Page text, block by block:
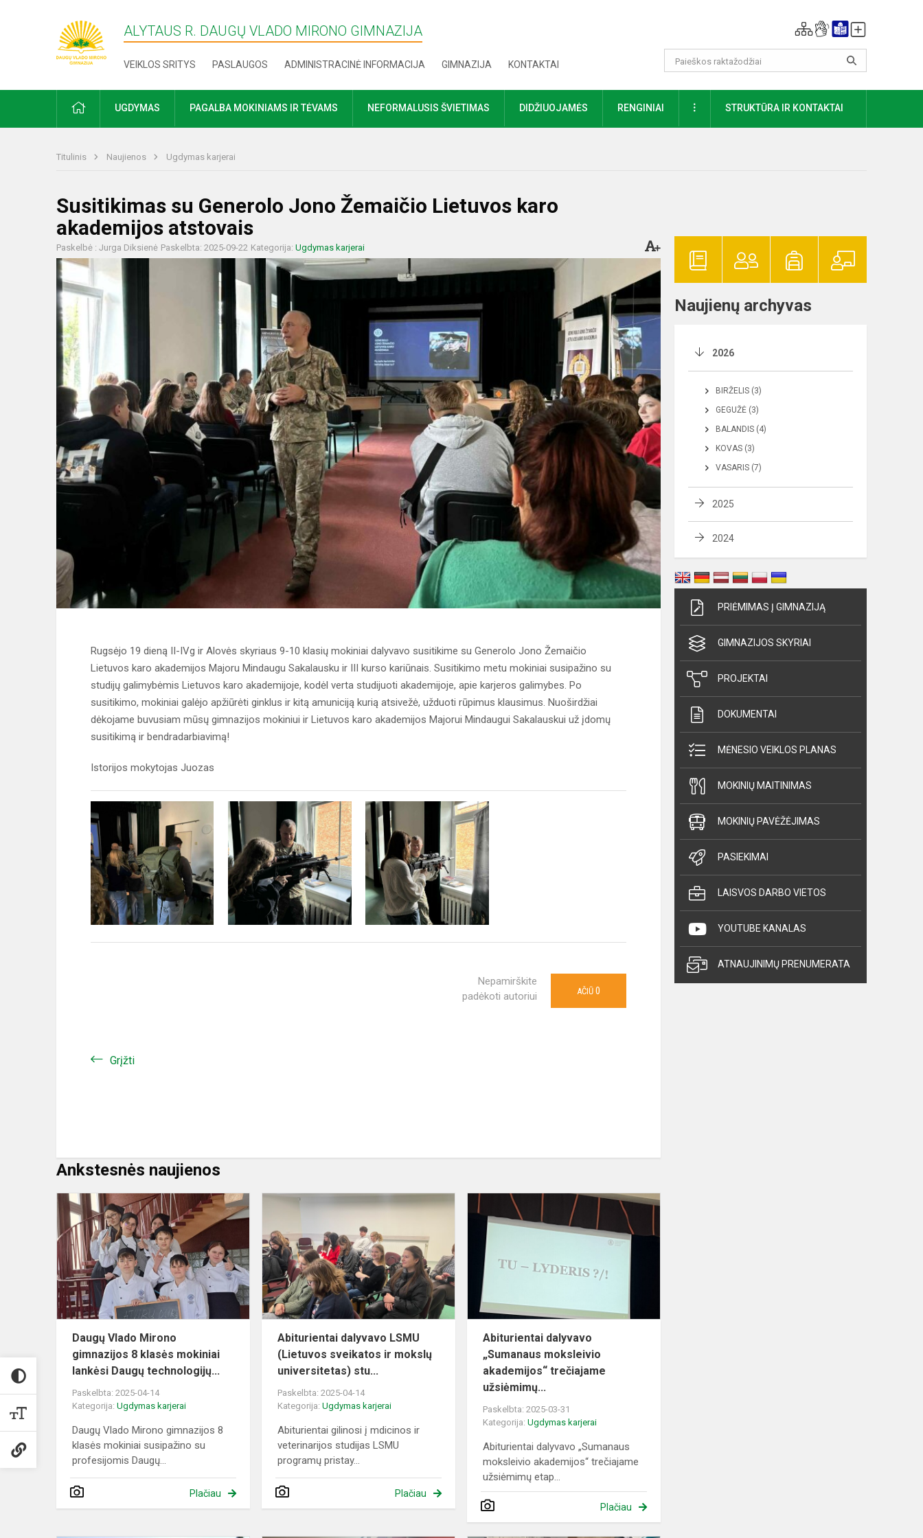
ALYTAUS R. DAUGŲ VLADO MIRONO GIMNAZIJA
VEIKLOS SRITYS PASLAUGOS ADMINISTRACINĖ INFORMACIJA GIMNAZIJA KONTAKTAI
PRADŽIAUGDYMAS PAGALBA MOKINIAMS IR TĖVAMS NEFORMALUSIS ŠVIETIMAS DIDŽIUOJAMĖS RENGINIAI DAUGIAUSTRUKTŪRA IR KONTAKTAI
Titulinis Naujienos Ugdymas karjerai
Susitikimas su Generolo Jono Žemaičio Lietuvos karo
akademijos atstovais
Paskelbė : Jurga Diksienė Paskelbta: 2025-09-22 Kategorija: Ugdymas karjerai
Rugsėjo 19 dieną II-IVg ir Alovės skyriaus 9-10 klasių mokiniai dalyvavo susitikime su Generolo Jono Žemaičio
Lietuvos karo akademijos Majoru Mindaugu Sakalausku ir III kurso kariūnais. Susitikimo metu mokiniai susipažino su
studijų galimybėmis Lietuvos karo akademijoje, kodėl verta studijuoti akademijoje, apie karjeros galimybes. Po
susitikimo, mokiniai galėjo apžiūrėti ginklus ir kitą amuniciją kurią atsivežė, užduoti rūpimus klausimus. Nuoširdžiai
dėkojame buvusiam mūsų gimnazijos mokiniui ir Lietuvos karo akademijos Majorui Mindaugui Sakalauskui už įdomų
susitikimą ir bendradarbiavimą!
Istorijos mokytojas Juozas
Nepamirškite
padėkoti autoriui
AČIŪ 0
Grįžti
Ankstesnės naujienos
Daugų
Vlado
Mirono
gimnazijos
8
klasės
mokiniai
lankėsi
Daugų Vlado Mirono
gimnazijos 8 klasės mokiniai
lankėsi Daugų technologijų...
Paskelbta: 2025-04-14
Kategorija: Ugdymas karjerai
Daugų Vlado Mirono gimnazijos 8
klasės mokiniai susipažino su
profesijomis Daugų...
Plačiau
Abiturientai
dalyvavo
(Lietuvos
sveikatos
ir
mokslų
Abiturientai dalyvavo LSMU
(Lietuvos sveikatos ir mokslų
universitetas) stu...
Paskelbta: 2025-04-14
Kategorija:Ugdymas karjerai
Abiturientai gilinosi į mdicinos ir
veterinarijos studijas LSMU
programų pristay...
Plačiau
Abiturientai
„Sumanaus
Abiturientai dalyvavo
„Sumanaus moksleivio
akademijos“ trečiajame
užsiėmimų...
Paskelbta: 2025-03-31
Kategorija:Ugdymas karjerai
Abiturientai dalyvavo „Sumanaus
moksleivio akademijos“ trečiajame
užsiėmimų etap...
Plačiau
Naujienų archyvas
2026
BIRŽELIS (3)
GEGUŽĖ (3)
BALANDIS (4)
KOVAS (3)
VASARIS (7)
2025
2024
PRIĖMIMAS Į GIMNAZIJĄ
GIMNAZIJOS SKYRIAI
PROJEKTAI
DOKUMENTAI
MĖNESIO VEIKLOS PLANAS
MOKINIŲ MAITINIMAS
MOKINIŲ PAVĖŽĖJIMAS
PASIEKIMAI
LAISVOS DARBO VIETOS
YOUTUBE KANALAS
ATNAUJINIMŲ PRENUMERATA